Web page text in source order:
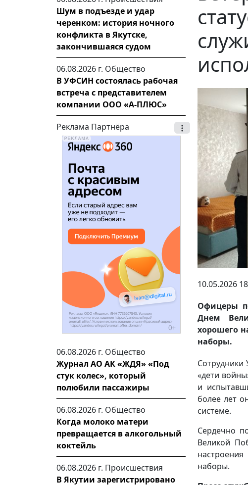
Шум в подъезде и удар
черенком: история ночного
конфликта в Якутске,
закончившаяся судом
06.08.2026 г. Общество
В УФСИН состоялась рабочая
встреча с представителем
компании ООО «А-ПЛЮС»
Реклама Партнёра
06.08.2026 г. Общество
Журнал АО АК «ЖДЯ» «Под
стук колес», который
полюбили пассажиры
06.08.2026 г. Общество
Когда молоко матери
превращается в алкогольный
коктейль
06.08.2026 г. Происшествия
В Якутии зарегистрировано
10.05.2026
Офицеры
Днем
хорошего
наборы.
Сотрудники
«дети
и
более лет
системе.
Сердечно
Великой
наборы.